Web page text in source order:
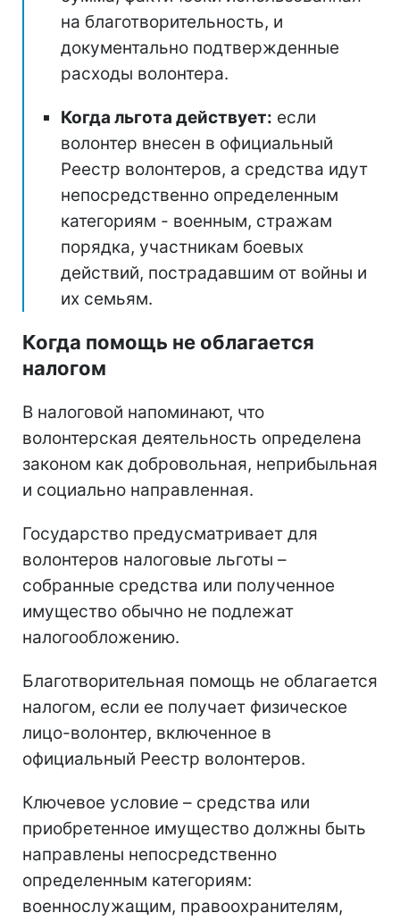
на благотворительность, и
документально подтвержденные
расходы волонтера.
Когда льгота действует: если
волонтер внесен в официальный
Реестр волонтеров, а средства идут
непосредственно определенным
категориям - военным, стражам
порядка, участникам боевых
действий, пострадавшим от войны и
их семьям.
Когда помощь не облагается
налогом
В налоговой напоминают, что
волонтерская деятельность определена
законом как добровольная, неприбыльная
и социально направленная.
Государство предусматривает для
волонтеров налоговые льготы –
собранные средства или полученное
имущество обычно не подлежат
налогообложению.
Благотворительная помощь не облагается
налогом, если ее получает физическое
лицо-волонтер, включенное в
официальный Реестр волонтеров.
Ключевое условие – средства или
приобретенное имущество должны быть
направлены непосредственно
определенным категориям:
военнослужащим, правоохранителям,